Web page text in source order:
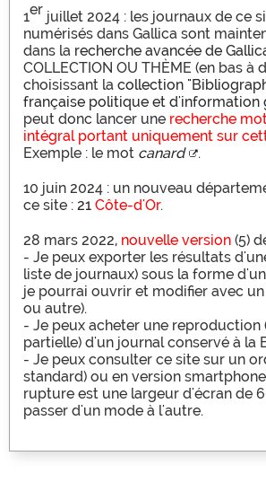
1er juillet 2024 : les journaux de ce
numérisés dans Gallica sont
dans la recherche avancée de
COLLECTION OU THÈME (en bas à
choisissant la collection
française politique et d'information
peut donc lancer une recherche
intégral portant uniquement sur
Exemple : le mot canard .
10 juin 2024 : un nouveau
ce site : 21 Côte-d'Or.
28 mars 2022, nouvelle version (5)
- Je peux exporter les résultats
liste de journaux) sous la forme
je pourrai ouvrir et modifier avec
ou autre).
- Je peux acheter une reproduction
partielle) d'un journal conservé à la
- Je peux consulter ce site sur un
standard) ou en version
rupture est une largeur d'écran de
passer d'un mode à l'autre.